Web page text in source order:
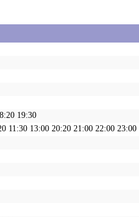
19:30
11:30 13:00 20:20 21:00 22:00 23:00